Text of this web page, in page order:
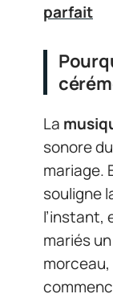
parfait
La
sonore
mariage.
souligne
l’instant,
mariés